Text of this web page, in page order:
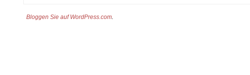
Bloggen Sie auf WordPress.com.